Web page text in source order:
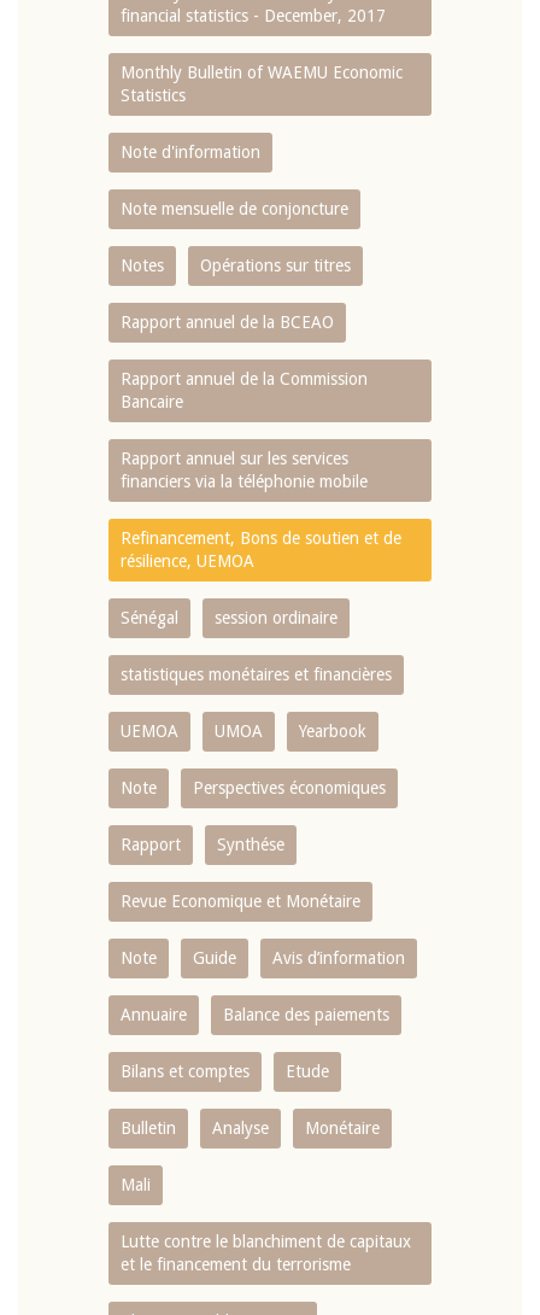
financial statistics - December, 2017
Monthly Bulletin of WAEMU Economic
Statistics
Note d'information
Note mensuelle de conjoncture
Notes Opérations sur titres
Rapport annuel de la BCEAO
Rapport annuel de la Commission
Bancaire
Rapport annuel sur les services
financiers via la téléphonie mobile
Refinancement, Bons de soutien et de
résilience, UEMOA
Sénégal session ordinaire
statistiques monétaires et financières
UEMOA UMOA Yearbook
Note Perspectives économiques
Rapport Synthése
Revue Economique et Monétaire
Note Guide Avis d’information
Annuaire Balance des paiements
Bilans et comptes Etude
Bulletin Analyse Monétaire
Mali
Lutte contre le blanchiment de capitaux
et le financement du terrorisme